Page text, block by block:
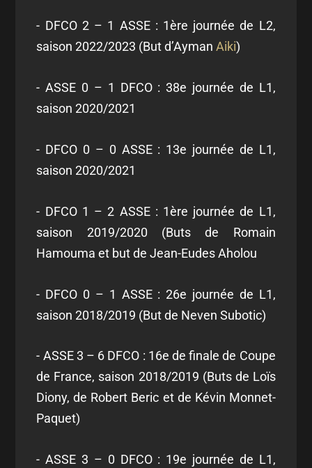
- DFCO 2 – 1 ASSE : 1ère journée de L2,
saison 2022/2023 (But d’AymanAiki)
- ASSE 0 – 1 DFCO : 38e journée de L1,
saison 2020/2021
- DFCO 0 – 0 ASSE : 13e journée de L1,
saison 2020/2021
- DFCO 1 – 2 ASSE : 1ère journée de L1,
saison 2019/2020 (Buts de Romain
Hamouma et but de Jean-Eudes Aholou
- DFCO 0 – 1 ASSE : 26e journée de L1,
saison 2018/2019 (But de Neven Subotic)
- ASSE 3 – 6 DFCO : 16e de finale de Coupe
de France, saison 2018/2019 (Buts de Loïs
Diony, de Robert Beric et de Kévin Monnet-
Paquet)
- ASSE 3 – 0 DFCO : 19e journée de L1,